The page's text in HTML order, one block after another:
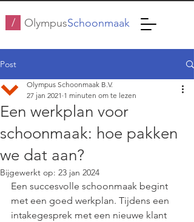
/ OlympusSchoonmaak
Post
Een werkplan voor
schoonmaak: hoe pakken
we dat aan?
Olympus Schoonmaak B.V.
27 jan 2021 1 minuten om te lezen
Bijgewerkt op: 23 jan 2024
Een succesvolle schoonmaak begint
met een goed werkplan. Tijdens een
intakegesprek met een nieuwe klant